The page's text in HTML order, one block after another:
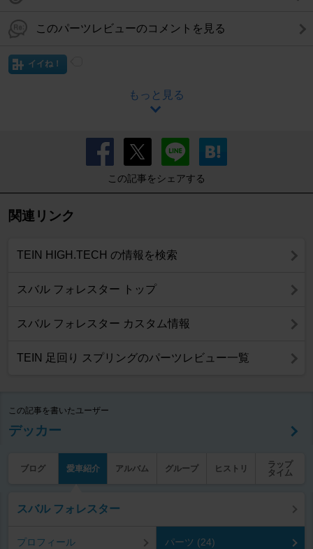
このパーツレビューのコメントを見る
イイね！
もっと見る
この記事をシェアする
関連リンク
TEIN HIGH.TECH の情報を検索
スバル フォレスター トップ
スバル フォレスター カスタム情報
TEIN 足回り スプリングのパーツレビュー一覧
この記事を書いたユーザー
デッカー
ブログ 愛車紹介 アルバム グループ ヒストリ
ラップ
タイム
スバル フォレスター
プロフィール パーツ (24)